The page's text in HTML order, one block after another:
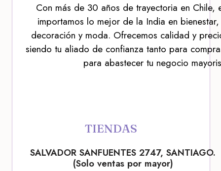
Con más de 30 años de trayectoria en Chile,
importamos lo mejor de la India en
decoración y moda. Ofrecemos calidad y
siendo tu aliado de confianza tanto para
para abastecer tu negocio
TIENDAS
SALVADOR SANFUENTES 2747, SANTIAGO.
(Solo ventas por mayor)